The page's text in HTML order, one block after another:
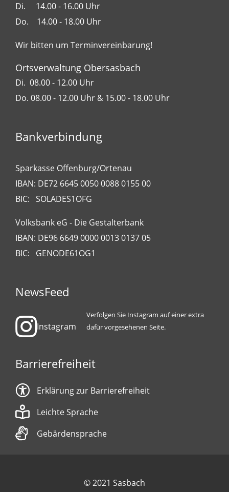
Di. 14.00 - 16.00 Uhr
Do. 14.00 - 18.00 Uhr
Wir bitten um Terminvereinbarung!
Ortsverwaltung Obersasbach
Di. 08.00 - 12.00 Uhr
Do. 08.00 - 12.00 Uhr & 15.00 - 18.00 Uhr
Bankverbindung
Sparkasse Offenburg/Ortenau
IBAN: DE72 6645 0050 0088 0155 00
BIC: SOLADES1OFG
Volksbank eG - Die Gestalterbank
IBAN: DE96 6649 0000 0013 0137 05
BIC: GENODE61OG1
NewsFeed
Instagram
Verfolgen Sie Instagram auf einer extra
dafür vorgesehenen Seite.
Barrierefreiheit
Erklärung zur Barrierefreiheit
Leichte Sprache
Gebärdensprache
© 2021 Sasbach